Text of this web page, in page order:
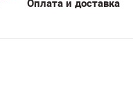
Оплата и доставка